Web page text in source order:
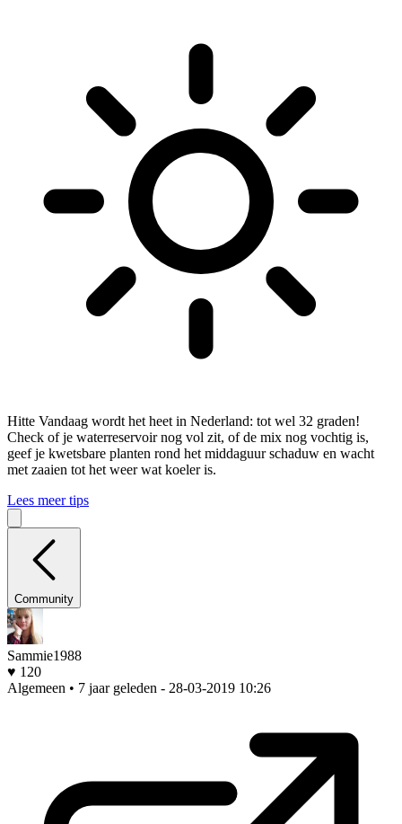
Hitte Vandaag wordt het heet in Nederland: tot wel 32 graden!
Check of je waterreservoir nog vol zit, of de mix nog vochtig is,
geef je kwetsbare planten rond het middaguur schaduw en wacht
met zaaien tot het weer wat koeler is.
Lees meer tips
Community
Sammie1988
♥ 120
Algemeen • 7 jaar geleden - 28-03-2019 10:26